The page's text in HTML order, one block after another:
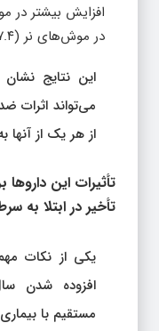
در موش‌های نر (۲۷.۴ درصد) مشاهده شد.
این نتایج
می‌تواند اثرات
از هر یک از آنها
تأثیرات این
تأخیر در ابتلا به
یکی از نکات
افزوده شدن
مستقیم با